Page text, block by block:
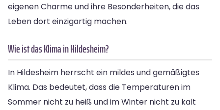
eigenen Charme und ihre Besonderheiten, die das
Leben dort einzigartig machen.
Wie ist das Klima in Hildesheim?
In Hildesheim herrscht ein mildes und gemäßigtes
Klima. Das bedeutet, dass die Temperaturen im
Sommer nicht zu heiß und im Winter nicht zu kalt